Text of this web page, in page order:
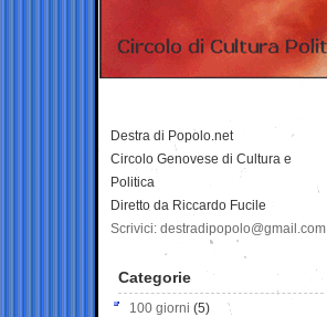
Destra di Popolo.net
Circolo Genovese di Cultura e
Politica
Diretto da Riccardo Fucile
Scrivici: destradipopolo@gmail.com
Categorie
100 giorni (5)